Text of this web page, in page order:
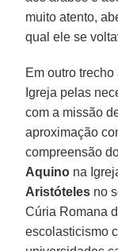
muito atento,
qual ele se
Em outro trecho
Igreja pelas
com a missão
aproximação
compreensão
Aquino na
Aristóteles no
Cúria Romana
escolasticismo